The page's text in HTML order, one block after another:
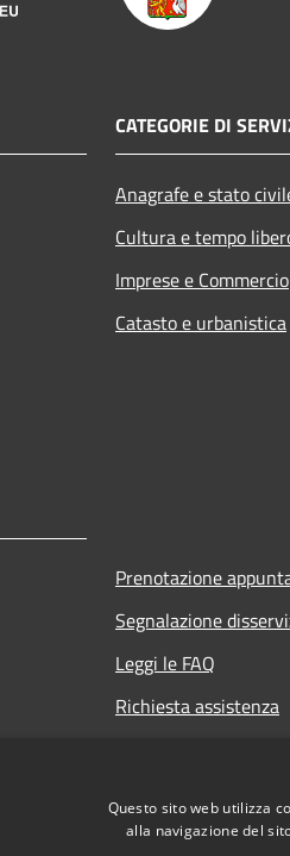
CATEGORIE DI
Anagrafe e stato
Cultura e tempo
Imprese e Commercio
Catasto e urbanistica
Prenotazione
Segnalazione
Leggi le FAQ
Richiesta assistenza
Questo sito web utilizza
alla navigazione del